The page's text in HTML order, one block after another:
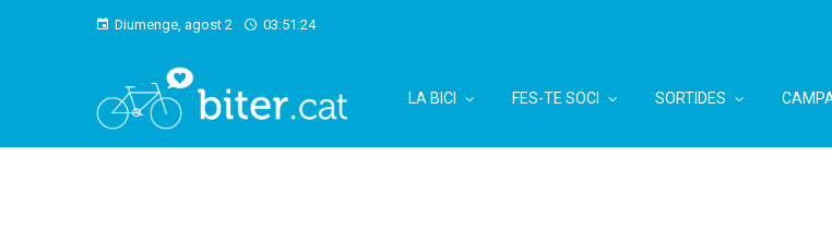
Diumenge, agost 2 03:51:24
LA BICI FES-TE SOCI SORTIDES